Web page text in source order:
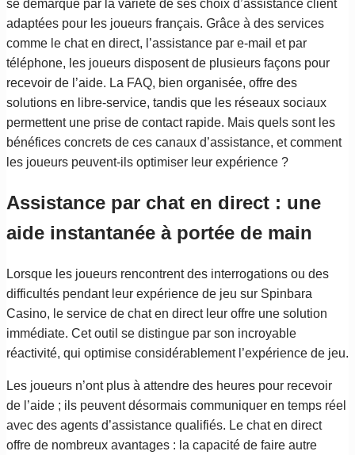
se démarque par la variété de ses choix d’assistance client
adaptées pour les joueurs français. Grâce à des services
comme le chat en direct, l’assistance par e-mail et par
téléphone, les joueurs disposent de plusieurs façons pour
recevoir de l’aide. La FAQ, bien organisée, offre des
solutions en libre-service, tandis que les réseaux sociaux
permettent une prise de contact rapide. Mais quels sont les
bénéfices concrets de ces canaux d’assistance, et comment
les joueurs peuvent-ils optimiser leur expérience ?
Assistance par chat en direct : une
aide instantanée à portée de main
Lorsque les joueurs rencontrent des interrogations ou des
difficultés pendant leur expérience de jeu sur Spinbara
Casino, le service de chat en direct leur offre une solution
immédiate. Cet outil se distingue par son incroyable
réactivité, qui optimise considérablement l’expérience de jeu.
Les joueurs n’ont plus à attendre des heures pour recevoir
de l’aide ; ils peuvent désormais communiquer en temps réel
avec des agents d’assistance qualifiés. Le chat en direct
offre de nombreux avantages : la capacité de faire autre